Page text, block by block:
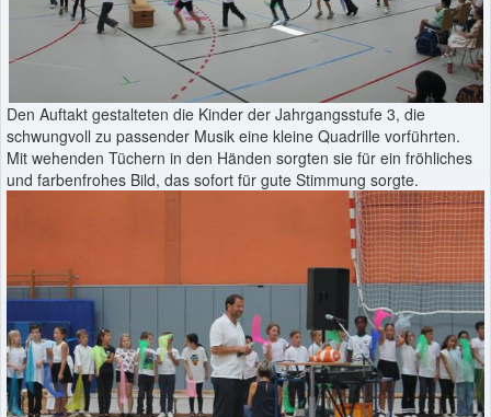
Den Auftakt gestalteten die Kinder der Jahrgangsstufe 3, die
schwungvoll zu passender Musik eine kleine Quadrille vorführten.
Mit wehenden Tüchern in den Händen sorgten sie für ein fröhliches
und farbenfrohes Bild, das sofort für gute Stimmung sorgte.